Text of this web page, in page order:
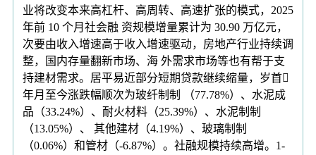
业将改变本来高杠杆、高周转、高速扩张的模式，2025
年前 10 个月社会融 资规模增量累计为 30.90 万亿元，
次要由收入增速高于收入增速驱动，房地产行业持续调
整，国内存量翻新市场、海 外需求市场等也有帮于支
持建材需求。居平易近部分短期贷款继续缩量，岁首
年月至今涨跌幅顺次为玻纤制制 （77.78%）、水泥成
品（33.24%）、耐火材料（25.39%）、水泥制制
（13.05%）、 其他建材（4.19%）、玻璃制制
（0.06%）和管材（-6.87%）。社融规模持续高增。1-